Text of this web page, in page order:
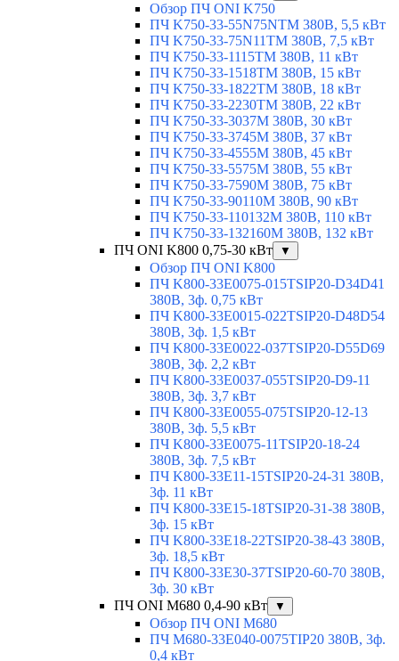
Обзор ПЧ ONI K750
ПЧ K750-33-55N75NTM 380В, 5,5 кВт
ПЧ K750-33-75N11TM 380В, 7,5 кВт
ПЧ K750-33-1115TM 380В, 11 кВт
ПЧ K750-33-1518TM 380В, 15 кВт
ПЧ K750-33-1822TM 380В, 18 кВт
ПЧ K750-33-2230TM 380В, 22 кВт
ПЧ K750-33-3037M 380В, 30 кВт
ПЧ K750-33-3745M 380В, 37 кВт
ПЧ K750-33-4555M 380В, 45 кВт
ПЧ K750-33-5575M 380В, 55 кВт
ПЧ K750-33-7590M 380В, 75 кВт
ПЧ K750-33-90110M 380В, 90 кВт
ПЧ K750-33-110132M 380В, 110 кВт
ПЧ K750-33-132160M 380В, 132 кВт
ПЧ ONI K800 0,75-30 кВт
▼
Обзор ПЧ ONI K800
ПЧ K800-33E0075-015TSIP20-D34D41
380В, 3ф. 0,75 кВт
ПЧ K800-33E0015-022TSIP20-D48D54
380В, 3ф. 1,5 кВт
ПЧ K800-33E0022-037TSIP20-D55D69
380В, 3ф. 2,2 кВт
ПЧ K800-33E0037-055TSIP20-D9-11
380В, 3ф. 3,7 кВт
ПЧ K800-33E0055-075TSIP20-12-13
380В, 3ф. 5,5 кВт
ПЧ K800-33E0075-11TSIP20-18-24
380В, 3ф. 7,5 кВт
ПЧ K800-33E11-15TSIP20-24-31 380В,
3ф. 11 кВт
ПЧ K800-33E15-18TSIP20-31-38 380В,
3ф. 15 кВт
ПЧ K800-33E18-22TSIP20-38-43 380В,
3ф. 18,5 кВт
ПЧ K800-33E30-37TSIP20-60-70 380В,
3ф. 30 кВт
ПЧ ONI M680 0,4-90 кВт
▼
Обзор ПЧ ONI M680
ПЧ M680-33E040-0075TIP20 380В, 3ф.
0,4 кВт